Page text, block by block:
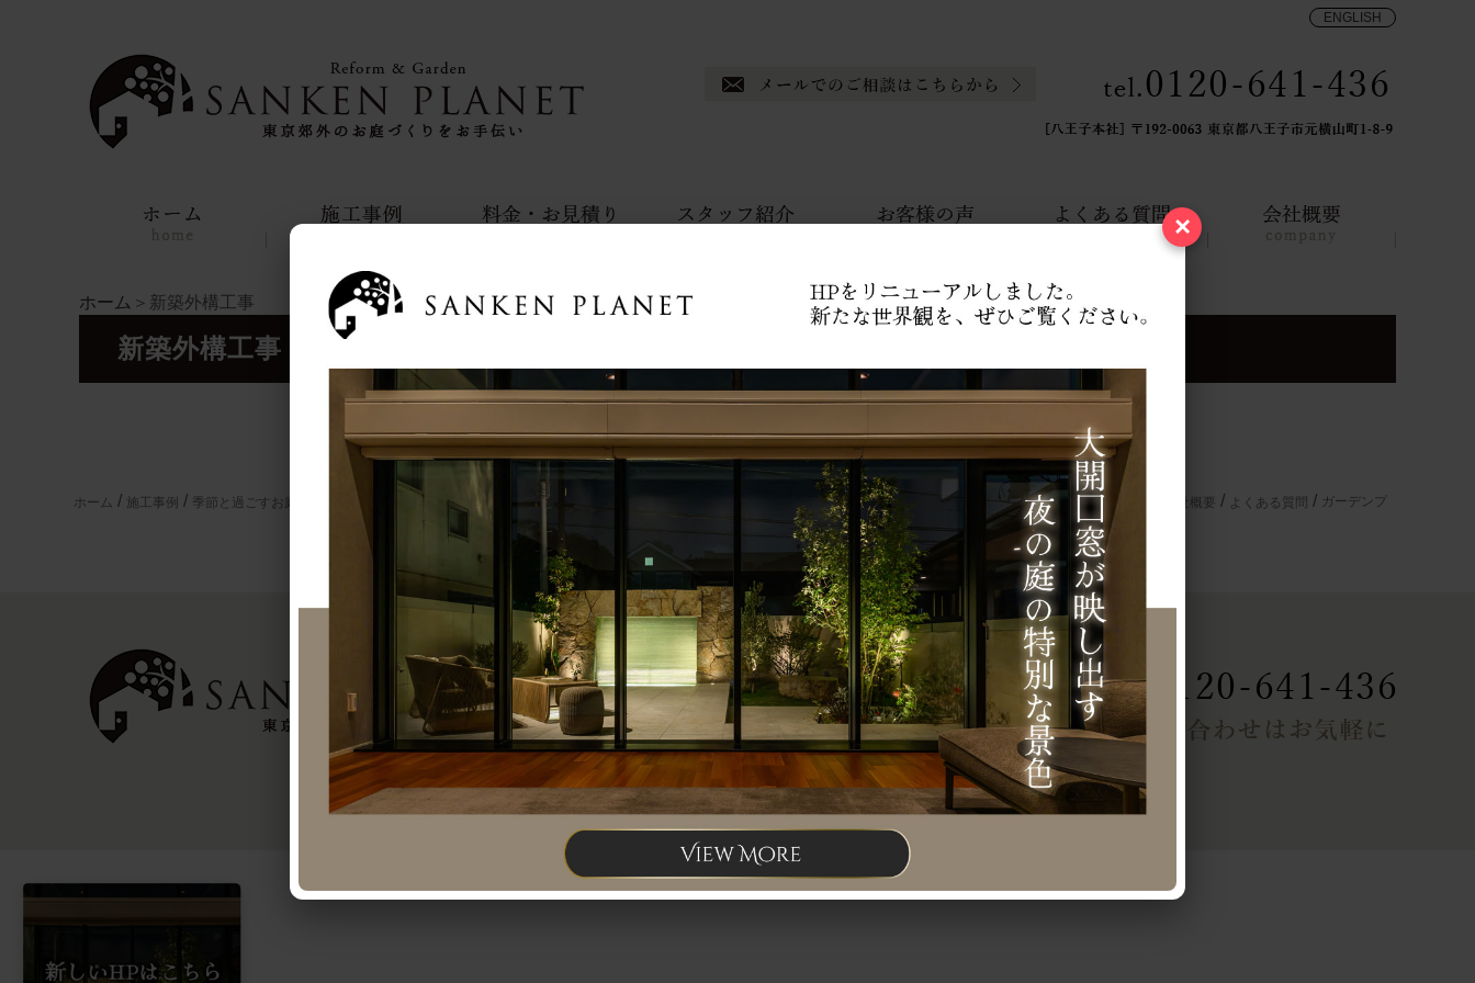
ENGLISH
ホーム ＞新築外構工事
新築外構工事
ホーム 施工事例 季節と過ごすお庭のある暮らし 料金・お見積り お庭づくり相談会 YKK AP エクステリアスタイル大賞 ガーデンアイテム お客様の声 お知らせ・新着情報 会社概要 よくある質問
ガーデンプ
プライバシーポリシー お問い合わせ サイトマップ
Copyright © 2026 SANKEN PLANET Co.,Ltd. All rights reserved.
×